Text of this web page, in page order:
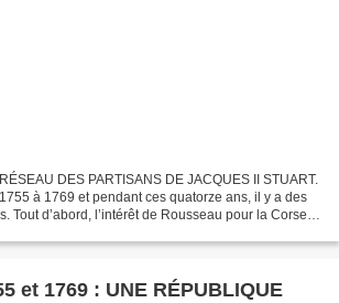
DES PARTISANS DE JACQUES II STUART.
à 1769 et pendant ces quatorze ans, il y a des
Tout d’abord, l’intérêt de Rousseau pour la Corse à
RÉPUBLIQUE